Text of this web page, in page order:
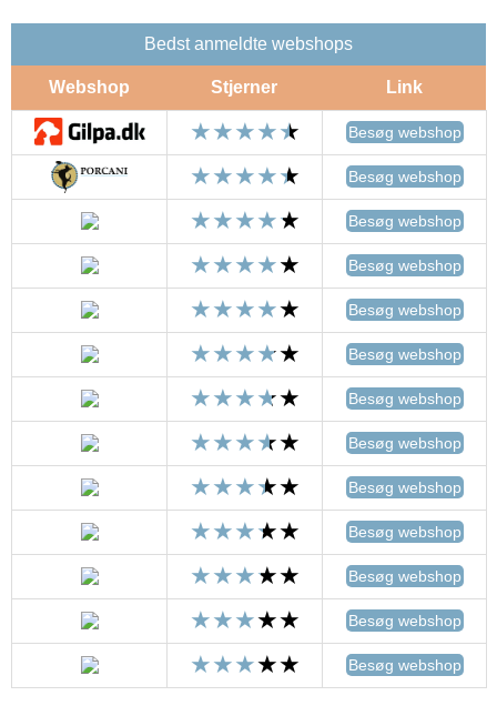
Bedst anmeldte webshops
Webshop Stjerner Link
Besøg webshop
Besøg webshop
Besøg webshop
Besøg webshop
Besøg webshop
Besøg webshop
Besøg webshop
Besøg webshop
Besøg webshop
Besøg webshop
Besøg webshop
Besøg webshop
Besøg webshop